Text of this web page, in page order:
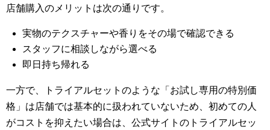
店舗購入のメリットは次の通りです。
実物のテクスチャーや香りをその場で確認できる
スタッフに相談しながら選べる
即日持ち帰れる
一方で、トライアルセットのような「お試し専用の特別価
格」は店舗では基本的に扱われていないため、初めての人
がコストを抑えたい場合は、公式サイトのトライアルセッ